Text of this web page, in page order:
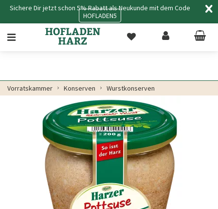
Sichere Dir jetzt schon 5% Rabatt als Neukunde mit dem Code
HOFLADEN5
Vorratskammer Konserven Wurstkonserven